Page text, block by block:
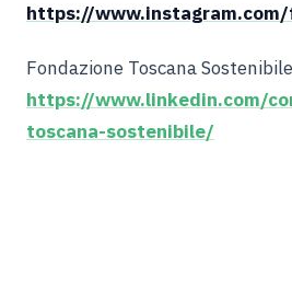
https://
Fondazione Toscana
https://www.linkedin.com/
toscana-sostenibile/